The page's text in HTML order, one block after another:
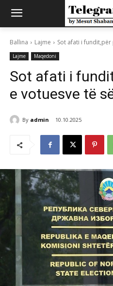
Ballina Lajme Sot afati i
Lajme Maqedoni
Sot afati i
e votuesve të
By admin 10.10.2025